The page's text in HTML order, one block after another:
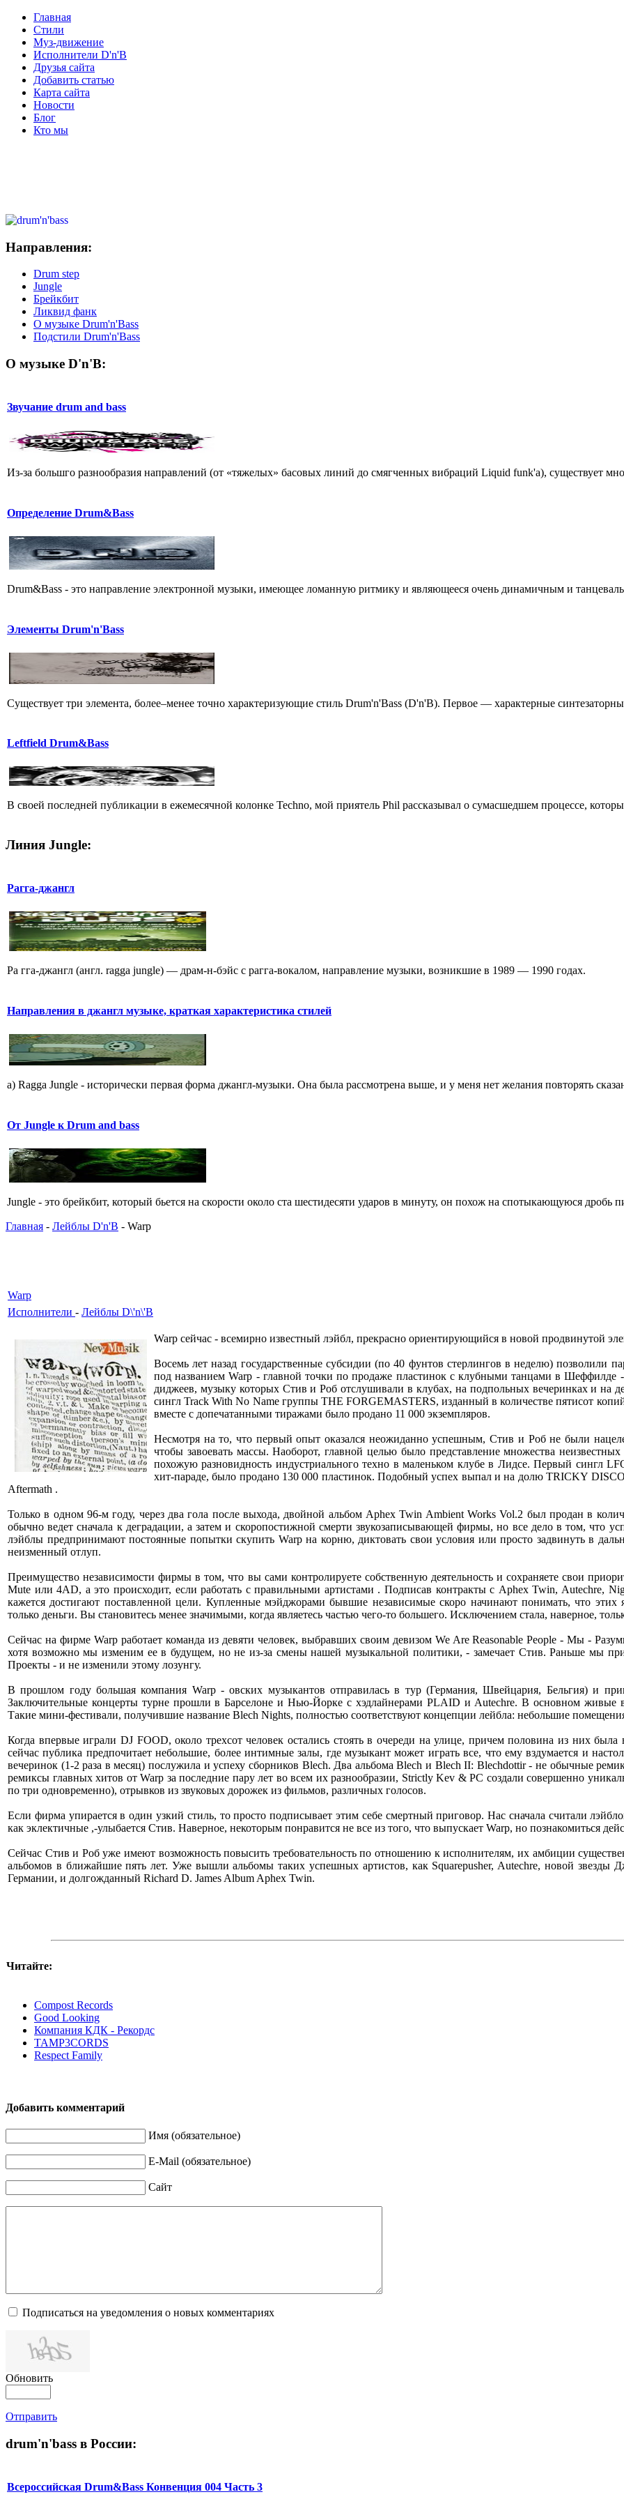
Главная
Стили
Муз-движение
Исполнители D'n'B
Друзья сайта
Добавить статью
Карта сайта
Новости
Блог
Кто мы
Направления:
Drum step
Jungle
Брейкбит
Ликвид фанк
О музыке Drum'n'Bass
Подстили Drum'n'Bass
О музыке D'n'B:
Звучание drum and bass
Из-за большго разнообразия направлений (от «тяжелых» басовых линий до смягченных вибраций Liquid funk'а), существует
Определение Drum&Bass
Drum&Bass - это направление электронной музыки, имеющее ломанную ритмику и являющееся очень динамичным и
Элементы Drum'n'Bass
Существует три элемента, более–менее точно характеризующие стиль Drum'n'Bass (D'n'B). Первое — характерные
Leftfield Drum&Bass
В своей последней публикации в ежемесячной колонке Techno, мой приятель Phil рассказывал о сумасшедшем процессе,
Линия Jungle:
Рагга-джангл
Ра гга-джангл (англ. ragga jungle) — драм-н-бэйс с рагга-вокалом, направление музыки, возникшие в 1989 — 1990 годах.
Hапpавления в джангл мyзыке, кpаткая хаpактеpистика стилей
a) Ragga Jungle - истоpически пеpвая фоpма джангл-мyзыки. Она была pассмотpена выше, и y меня нет желания повтоpять
От Jungle к Drum and bass
Jungle - это брейкбит, который бьется на скорости около ста шестидесяти ударов в минуту, он похож на спотыкающуюся дробь
Главная - Лейблы D'n'B - Warp
Warp
Исполнители - Лейблы D\'n\'B
Warp сейчас - всемирно известный лэйбл, прекрасно ориентирующийся в новой продвинутой
Восемь лет назад государственные субсидии (по 40 фунтов стерлингов в неделю) позволили
под названием Warp - главной точки по продаже пластинок с клубными танцами в Шеффилде
диджеев, музыку которых Стив и Роб отслушивали в клубах, на подпольных вечеринках и на
сингл Track With No Name группы THE FORGEMASTERS, изданный в количестве пятисот
вместе с допечатанными тиражами было продано 11 000 экземпляров.
Несмотря на то, что первый опыт оказался неожиданно успешным, Стив и Роб не были
чтобы завоевать массы. Наоборот, главной целью было представление множества
похожую разновидность индустриального техно в маленьком клубе в Лидсе. Первый сингл
хит-параде, было продано 130 000 пластинок. Подобный успех выпал и на долю TRICKY
Aftermath .
Только в одном 96-м году, через два гола после выхода, двойной альбом Aphex Twin Ambient Works Vol.2 был продан в
обычно ведет сначала к деградации, а затем и скоропостижной смерти звукозаписывающей фирмы, но все дело в том, что
лэйблы предпринимают постоянные попытки скупить Warp на корню, диктовать свои условия или просто задвинуть в
неизменный отлуп.
Преимущество независимости фирмы в том, что вы сами контролируете собственную деятельность и сохраняете свои
Mute или 4AD, а это происходит, если работать с правильными артистами . Подписав контракты с Aphex Twin, Autechre,
кажется достигают поставленной цели. Купленные мэйджорами бывшие независимые скоро начинают понимать, что
только деньги. Вы становитесь менее значимыми, когда являетесь частью чего-то большего. Исключением стала, наверное,
Сейчас на фирме Warp работает команда из девяти человек, выбравших своим девизом We Are Reasonable People - Мы -
хотя возможно мы изменим ее в будущем, но не из-за смены нашей музыкальной политики, - замечает Стив. Раньше мы
Проекты - и не изменили этому лозунгу.
В прошлом году большая компания Warp - овских музыкантов отправилась в тур (Германия, Швейцария, Бельгия) и
Заключительные концерты турне прошли в Барселоне и Нью-Йорке с хэдлайнерами PLAID и Autechre. В основном живые
Такие мини-фестивали, получившие название Blech Nights, полностью соответствуют концепции лейбла: небольшие
Когда впервые играли DJ FOOD, около трехсот человек остались стоять в очереди на улице, причем половина из них
сейчас публика предпочитает небольшие, более интимные залы, где музыкант может играть все, что ему вздумается и
вечеринок (1-2 раза в месяц) послужила и успеху сборников Blech. Два альбома Blech и Blech II: Blechdottir - не обычные
ремиксы главных хитов от Warp за последние пару лет во всем их разнообразии, Strictly Kev & PC создали совершенно
по три одновременно), отрывков из звуковых дорожек из фильмов, различных голосов.
Если фирма упирается в один узкий стиль, то просто подписывает этим себе смертный приговор. Нас сначала считали
как эклектичные ,-улыбается Стив. Наверное, некоторым понравится не все из того, что выпускает Warp, но познакомиться
Сейчас Стив и Роб уже имеют возможность повысить требовательность по отношению к исполнителям, их амбиции
альбомов в ближайшие пять лет. Уже вышли альбомы таких успешных артистов, как Squarepusher, Autechre, новой звезды
Германии, и долгожданный Richard D. James Album Aphex Twin.
Читайте:
Compost Records
Good Looking
Компания КДК - Рекордс
TAMP3CORDS
Respect Family
Добавить комментарий
Имя (обязательное)
E-Mail (обязательное)
Сайт
Подписаться на уведомления о новых комментариях
Обновить
Отправить
drum'n'bass в России:
Всероссийская Drum&Bass Конвенция 004 Часть 3